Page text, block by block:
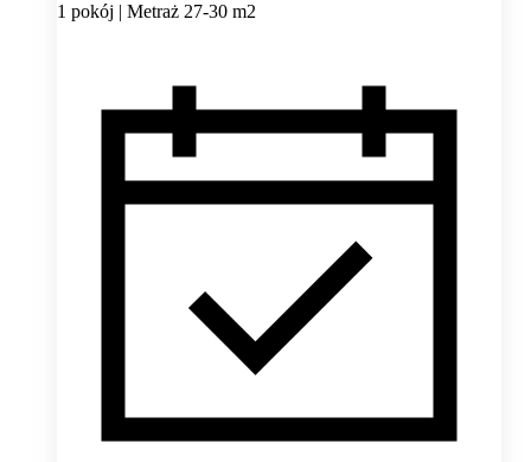
1 pokój | Metraż 27-30 m2